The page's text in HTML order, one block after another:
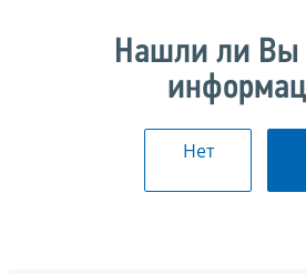
Нашли ли
Нет